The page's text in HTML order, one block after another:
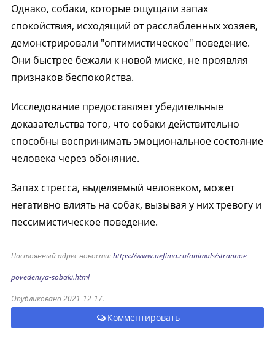
Однако, собаки, которые ощущали запах
спокойствия, исходящий от расслабленных хозяев,
демонстрировали "оптимистическое" поведение.
Они быстрее бежали к новой миске, не проявляя
признаков беспокойства.
Исследование предоставляет убедительные
доказательства того, что собаки действительно
способны воспринимать эмоциональное состояние
человека через обоняние.
Запах стресса, выделяемый человеком, может
негативно влиять на собак, вызывая у них тревогу и
пессимистическое поведение.
Постоянный адрес новости:https://www.uefima.ru/animals/strannoe-
povedeniya-sobaki.html
Опубликовано 2021-12-17.
Комментировать